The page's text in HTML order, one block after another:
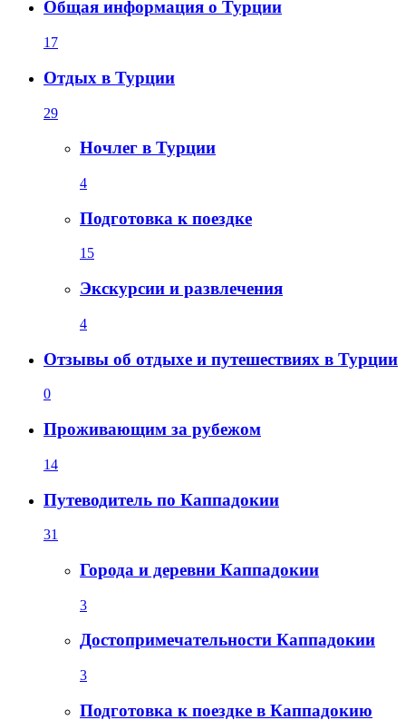
Общая информация о Турции
17
Отдых в Турции
29
Ночлег в Турции
4
Подготовка к поездке
15
Экскурсии и развлечения
4
Отзывы об отдыхе и путешествиях в Турции
0
Проживающим за рубежом
14
Путеводитель по Каппадокии
31
Города и деревни Каппадокии
3
Достопримечательности Каппадокии
3
Подготовка к поездке в Каппадокию